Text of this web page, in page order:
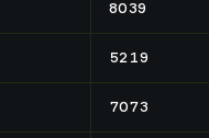
8039
5219
7073